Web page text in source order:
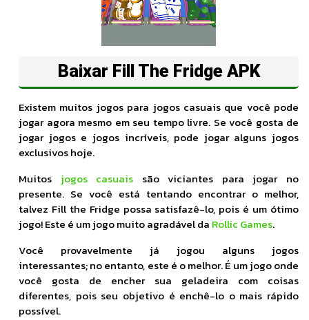
Baixar Fill The Fridge APK
Existem muitos jogos para jogos casuais que você pode
jogar agora mesmo em seu tempo livre. Se você gosta de
jogar jogos e jogos incríveis, pode jogar alguns jogos
exclusivos hoje.
Muitos jogos casuais são viciantes para jogar no
presente. Se você está tentando encontrar o melhor,
talvez Fill the Fridge possa satisfazê-lo, pois é um ótimo
jogo! Este é um jogo muito agradável da Rollic Games.
Você provavelmente já jogou alguns jogos
interessantes; no entanto, este é o melhor. É um jogo onde
você gosta de encher sua geladeira com coisas
diferentes, pois seu objetivo é enchê-lo o mais rápido
possível.